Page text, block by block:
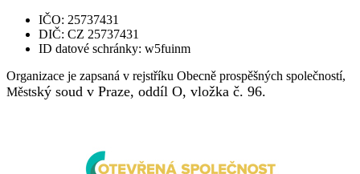
IČO: 25737431
DIČ: CZ 25737431
ID datové schránky: w5fuinm
Organizace je zapsaná v rejstříku Obecně prospěšných společností,
Městský soud v Praze, oddíl O, vložka č. 96.